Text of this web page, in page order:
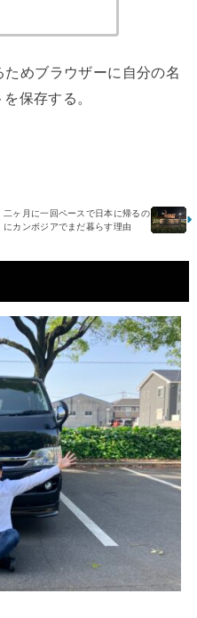
めブラウザーに自分の名
保存する。
二ヶ月に一回ペースで日本に帰るの
にカンボジアでまだ暮らす理由